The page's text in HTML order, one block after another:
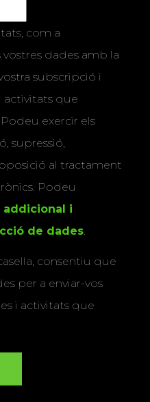
com a
vostres dades amb la
subscripció i
activitats que
Podeu exercir els
supressió,
al tractament
Podeu
i
de dades
consentiu que
per a enviar-vos
i activitats que